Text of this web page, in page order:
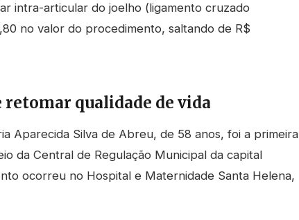
intra-articular do joelho (ligamento cruzado
no valor do procedimento, saltando de R$
qualidade de vida
Aparecida Silva de Abreu, de 58 anos, foi a primeira
da Central de Regulação Municipal da capital
ocorreu no Hospital e Maternidade Santa Helena,